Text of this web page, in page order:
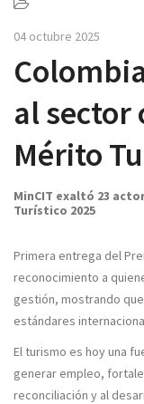
04 octubre 2025
al sector
Mérito
MinCIT exaltó 23
Turístico 2025
Primera entrega del
reconocimiento a
gestión, mostrando
estándares
El turismo es hoy una
generar empleo,
reconciliación y al